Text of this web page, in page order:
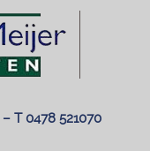
T 0478 521070